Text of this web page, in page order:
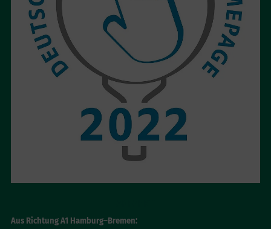
Aus Richtung A1 Hamburg–Bremen: